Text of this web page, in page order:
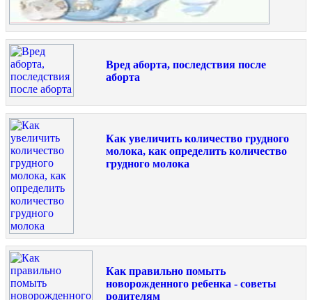
Вред аборта, последствия после
аборта
Как увеличить количество грудного
молока, как определить количество
грудного молока
Как правильно помыть
новорожденного ребенка - советы
родителям